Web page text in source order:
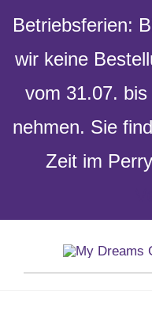
Betriebsferien:
wir keine
vom 31.07.
nehmen. Sie
Zeit im
content